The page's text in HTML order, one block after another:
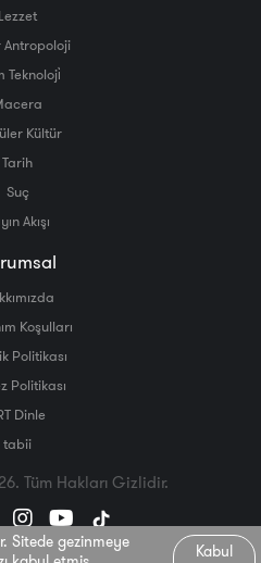
Sitede gezinmeye
Kabul
Lezzet
Antropoloji
Teknoloji̇
Kültür
Tarih
Suç
Akışı
Koşulları
Politikası
Politikası
Dinle
tabii
Tüm Hakları Gizlidir.